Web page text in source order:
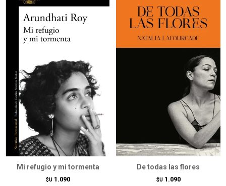
Mi refugio y mi tormenta
$U 1.090
De todas las flores
$U 1.090